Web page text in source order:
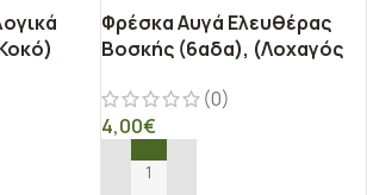
Φρέσκα Αυγά Ελευθέρας
Βοσκής (6αδα), (Λοχαγός
(0)
4,00€
ΠΡΟΣΘΉΚΗ ΣΤΟ ΚΑΛΆΘΙ